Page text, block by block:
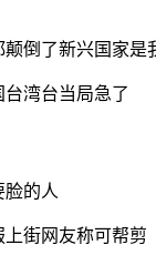
了新兴国家是
湾台当局急了
脸的人
街网友称可帮剪